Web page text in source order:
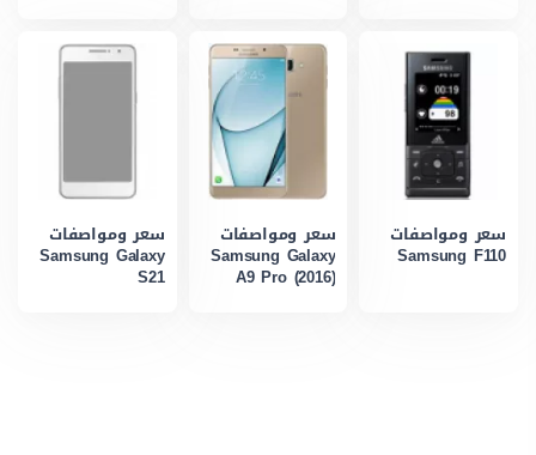
سعر ومواصفات
Samsung F110
سعر ومواصفات
Samsung Galaxy
A9 Pro (2016)
سعر ومواصفات
Samsung Galaxy
S21